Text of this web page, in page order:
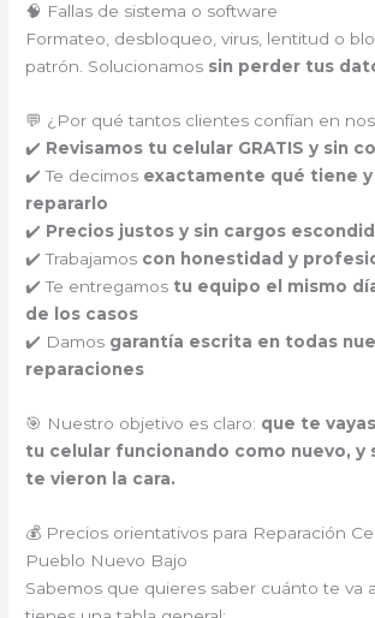
🧠 Fallas de sistema o software
Formateo, desbloqueo, virus, lentitud o
patrón. Solucionamos sin perder tus
💬 ¿Por qué tantos clientes confían en
✔️ Revisamos tu celular GRATIS y sin
✔️ Te decimos exactamente qué tiene y
repararlo
✔️ Precios justos y sin cargos
✔️ Trabajamos con honestidad y
✔️ Te entregamos tu equipo el mismo
de los casos
✔️ Damos garantía escrita en todas
reparaciones
🎯 Nuestro objetivo es claro: que te
tu celular funcionando como nuevo, y
te vieron la cara.
💰 Precios orientativos para Reparación
Pueblo Nuevo Bajo
Sabemos que quieres saber cuánto te va